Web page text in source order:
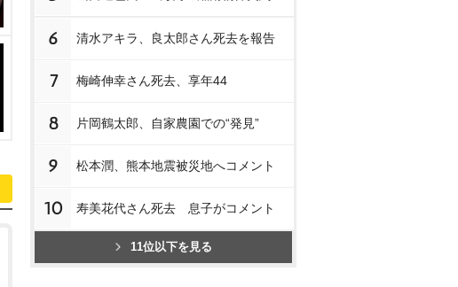
6 清水アキラ、良太郎さん死去を報告
7 梅崎伸幸さん死去、享年44
8 片岡鶴太郎、自家農園での“発見”
9 松本潤、熊本地震被災地へコメント
10 寿美花代さん死去 息子がコメント
11位以下を見る